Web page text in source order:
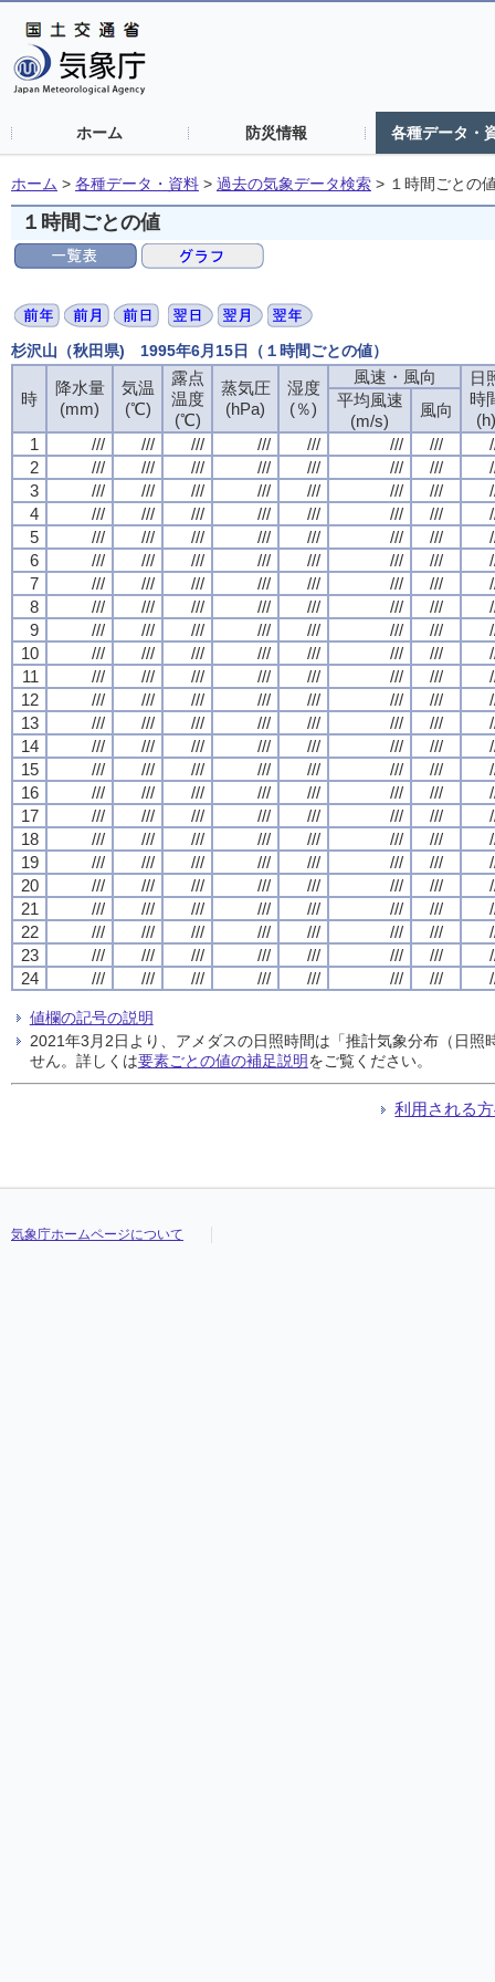
ホーム 防災情報 各種データ・
ホーム > 各種データ・資料 > 過去の気象データ検索 > １時間ごとの
１時間ごとの値
杉沢山（秋田県) 1995年6月15日（１時間ごとの値）
時
降水量
(mm)
気温
(℃)
露点
温度
(℃)
蒸気圧
(hPa)
湿度
(％)
風速・風向
日
時
(h)
平均風速
(m/s)
風向
1
/// /// /// /// /// /// ///
2
/// /// /// /// /// /// ///
3
/// /// /// /// /// /// ///
4
/// /// /// /// /// /// ///
5
/// /// /// /// /// /// ///
6
/// /// /// /// /// /// ///
7
/// /// /// /// /// /// ///
8
/// /// /// /// /// /// ///
9
/// /// /// /// /// /// ///
10
/// /// /// /// /// /// ///
11
/// /// /// /// /// /// ///
12
/// /// /// /// /// /// ///
13
/// /// /// /// /// /// ///
14
/// /// /// /// /// /// ///
15
/// /// /// /// /// /// ///
16
/// /// /// /// /// /// ///
17
/// /// /// /// /// /// ///
18
/// /// /// /// /// /// ///
19
/// /// /// /// /// /// ///
20
/// /// /// /// /// /// ///
21
/// /// /// /// /// /// ///
22
/// /// /// /// /// /// ///
23
/// /// /// /// /// /// ///
24
/// /// /// /// /// /// ///
値欄の記号の説明
2021年3月2日より、アメダスの日照時間は「推計気象分布（日
せん。詳しくは要素ごとの値の補足説明をご覧ください。
利用される
気象庁ホームページについて